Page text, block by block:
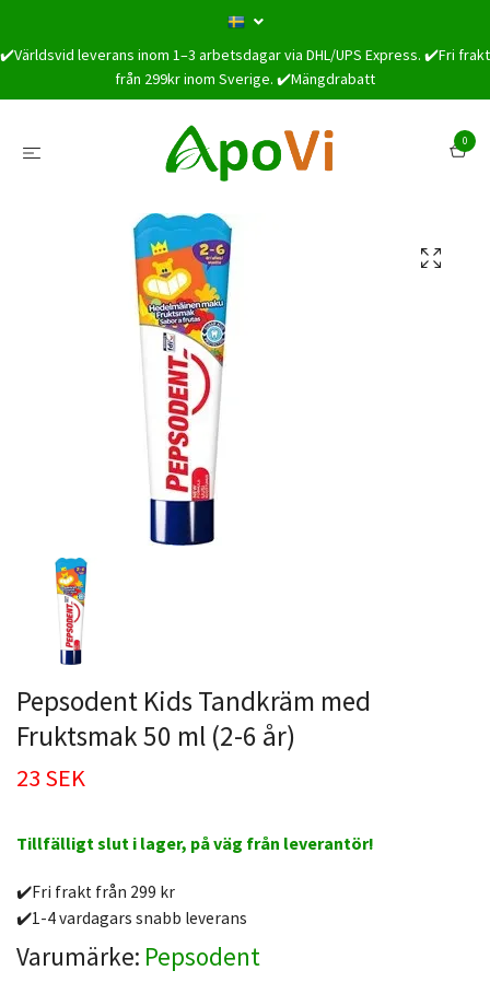
✔️Världsvid leverans inom 1–3 arbetsdagar via DHL/UPS Express. ✔️Fri frakt
från 299kr inom Sverige. ✔️Mängdrabatt
0
Pepsodent Kids Tandkräm med
Fruktsmak 50 ml (2-6 år)
23 SEK
Tillfälligt slut i lager, på väg från leverantör!
✔️Fri frakt från 299 kr
✔️1-4 vardagars snabb leverans
Varumärke: Pepsodent